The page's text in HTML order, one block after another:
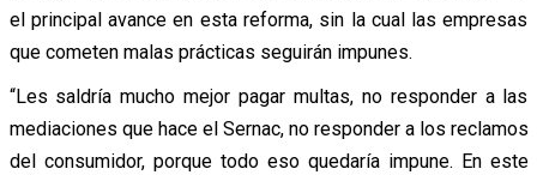
el principal avance en esta reforma, sin la cual las empresas
que cometen malas prácticas seguirán impunes.
“Les saldría mucho mejor pagar multas, no responder a las
mediaciones que hace el Sernac, no responder a los reclamos
del consumidor, porque todo eso quedaría impune. En este